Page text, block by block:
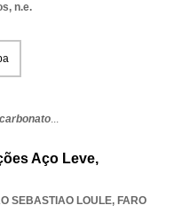
n.e.
carbonato...
Aço Leve,
SEBASTIAO LOULE, FARO